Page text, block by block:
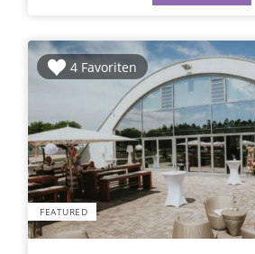
4 Favoriten
FEATURED